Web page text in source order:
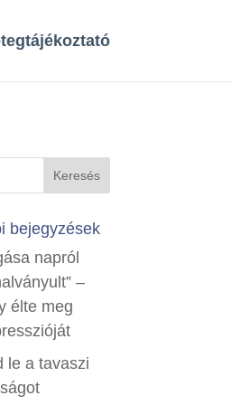
bejegyzések
napról
–
élte meg
le a tavaszi